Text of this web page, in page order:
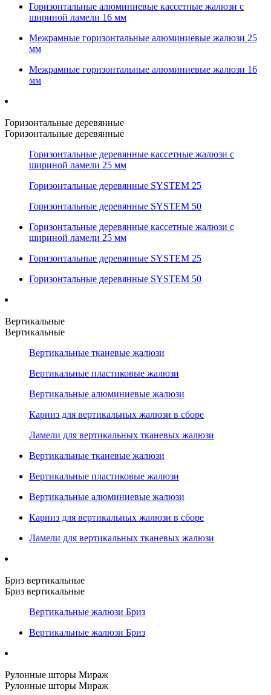
Горизонтальные алюминиевые кассетные жалюзи с
шириной ламели 16 мм
Межрамные горизонтальные алюминиевые жалюзи 25
мм
Межрамные горизонтальные алюминиевые жалюзи 16
мм
Горизонтальные деревянные
Горизонтальные деревянные
Горизонтальные деревянные кассетные жалюзи с
шириной ламели 25 мм
Горизонтальные деревянные SYSTEM 25
Горизонтальные деревянные SYSTEM 50
Горизонтальные деревянные кассетные жалюзи с
шириной ламели 25 мм
Горизонтальные деревянные SYSTEM 25
Горизонтальные деревянные SYSTEM 50
Вертикальные
Вертикальные
Вертикальные тканевые жалюзи
Вертикальные пластиковые жалюзи
Вертикальные алюминиевые жалюзи
Карниз для вертикальных жалюзи в сборе
Ламели для вертикальных тканевых жалюзи
Вертикальные тканевые жалюзи
Вертикальные пластиковые жалюзи
Вертикальные алюминиевые жалюзи
Карниз для вертикальных жалюзи в сборе
Ламели для вертикальных тканевых жалюзи
Бриз вертикальные
Бриз вертикальные
Вертикальные жалюзи Бриз
Вертикальные жалюзи Бриз
Рулонные шторы Мираж
Рулонные шторы Мираж